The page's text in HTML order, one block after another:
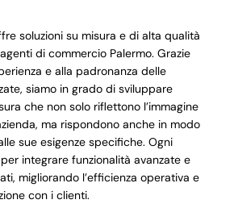
soluzioni su misura e di alta qualità
di commercio Palermo. Grazie
e alla padronanza delle
siamo in grado di sviluppare
che non solo riflettono l’immagine
ma rispondono anche in modo
sue esigenze specifiche. Ogni
integrare funzionalità avanzate e
migliorando l’efficienza operativa e
con i clienti.